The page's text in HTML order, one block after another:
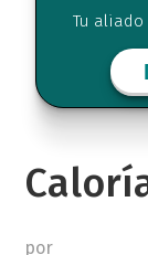
Tu aliado
por